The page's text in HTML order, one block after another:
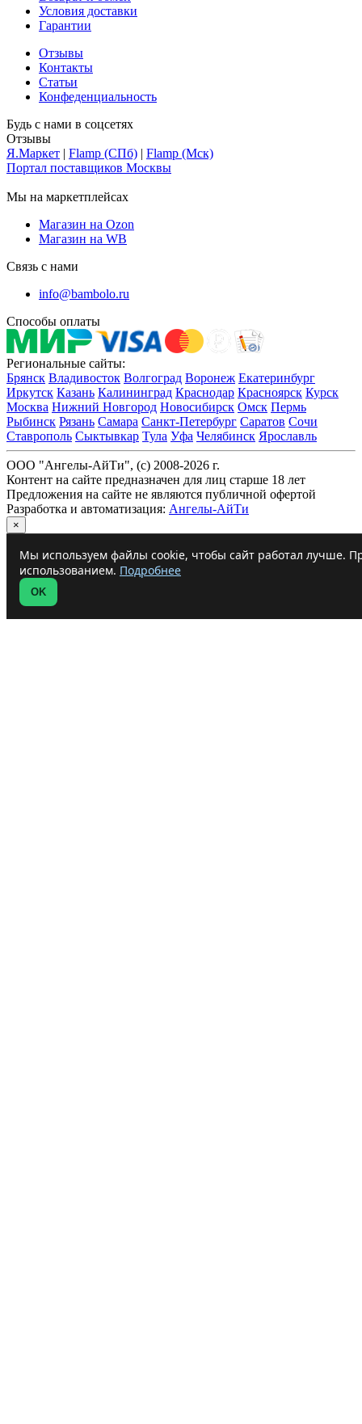
Условия доставки
Гарантии
Отзывы
Контакты
Статьи
Конфеденциальность
Будь с нами в соцсетях
Отзывы
Я.Маркет | Flamp (СПб) | Flamp (Мск)
Портал поставщиков Москвы
Мы на маркетплейсах
Магазин на Ozon
Магазин на WB
Связь с нами
info@bambolo.ru
Способы оплаты
Региональные сайты:
Брянск Владивосток Волгоград Воронеж Екатеринбург
Иркутск Казань Калининград Краснодар Красноярск Курск
Москва Нижний Новгород Новосибирск Омск Пермь
Рыбинск Рязань Самара Санкт-Петербург Саратов Сочи
Ставрополь Сыктывкар Тула Уфа Челябинск Ярославль
ООО "Ангелы-АйТи", (c) 2008-2026 г.
Контент на сайте предназначен для лиц старше 18 лет
Предложения на сайте не являются публичной офертой
Разработка и автоматизация: Ангелы-АйТи
×
Мы используем файлы cookie, чтобы сайт работал лучше.
использованием. Подробнее
OK